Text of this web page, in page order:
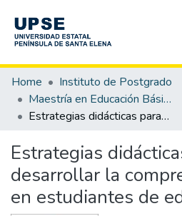
Communities & Collections
All of DSpace
Statistics
Home
Instituto de Postgrado
Maestría en Educación Básica
Estrategias didácticas para desarrollar la comprensión lectora en estudiantes de educación básica.
Estrategias
desarrollar la
en estudiantes de